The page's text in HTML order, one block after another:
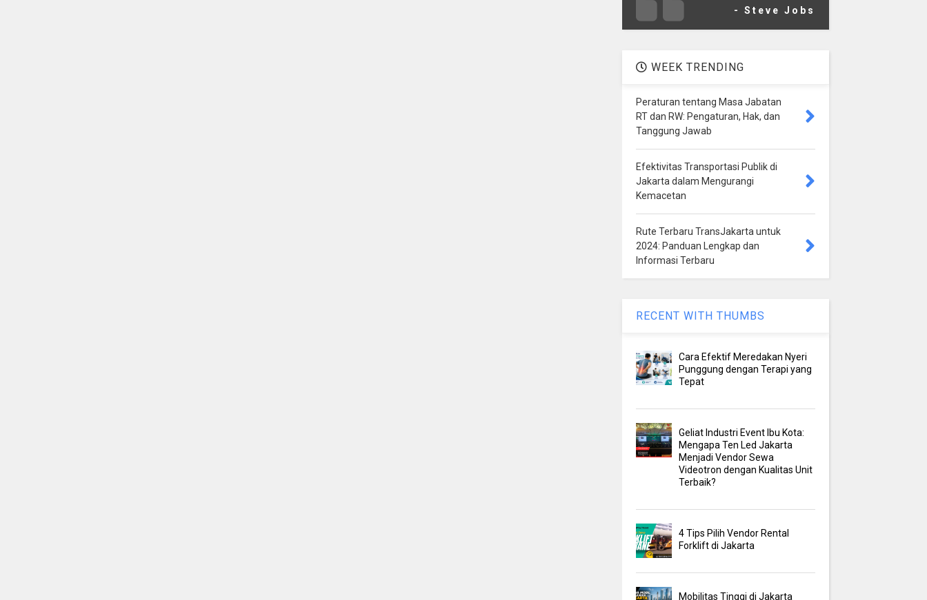
- Steve Jobs
WEEK TRENDING
Peraturan tentang Masa Jabatan
RT dan RW: Pengaturan, Hak, dan
Tanggung Jawab
Efektivitas Transportasi Publik di
Jakarta dalam Mengurangi
Kemacetan
Rute Terbaru TransJakarta untuk
2024: Panduan Lengkap dan
Informasi Terbaru
RECENT WITH THUMBS
Cara Efektif Meredakan Nyeri
Punggung dengan Terapi yang
Tepat
Geliat Industri Event Ibu Kota:
Mengapa Ten Led Jakarta
Menjadi Vendor Sewa
Videotron dengan Kualitas Unit
Terbaik?
4 Tips Pilih Vendor Rental
Forklift di Jakarta
Mobilitas Tinggi di Jakarta